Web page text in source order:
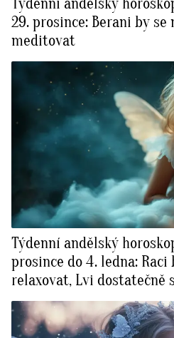
Týdenní andělský
29. prosince: Berani by
meditovat
Týdenní andělský
prosince do 4. ledna:
relaxovat, Lvi dostatečně